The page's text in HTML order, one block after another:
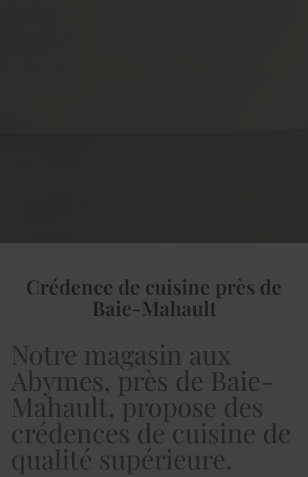
Crédence de cuisine près de
Baie-Mahault
Notre magasin aux
Abymes, près de Baie-
Mahault, propose des
crédences de cuisine de
qualité supérieure.